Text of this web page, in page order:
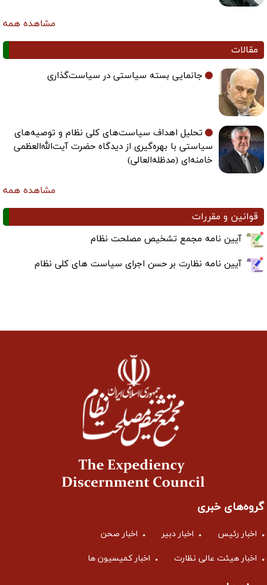
مشاهده همه
مقالات
جانمایی بسته سیاستی در سیاست‌گذاری
تحلیل اهداف سیاست‌های کلی نظام و توصیه‌های
سیاستی با بهره‌گیری از دیدگاه حضرت آیت‌الله‌العظمی
خامنه‌ای (مدظله‌العالی)
مشاهده همه
قوانین و مقررات
آیین نامه مجمع تشخیص مصلحت نظام
آیین نامه نظارت بر حسن اجرای سیاست های کلی نظام
گروه‌های خبری
اخبار رئیس اخبار دبیر اخبار صحن
اخبار هیئت عالی نظارت اخبار کمیسیون ها